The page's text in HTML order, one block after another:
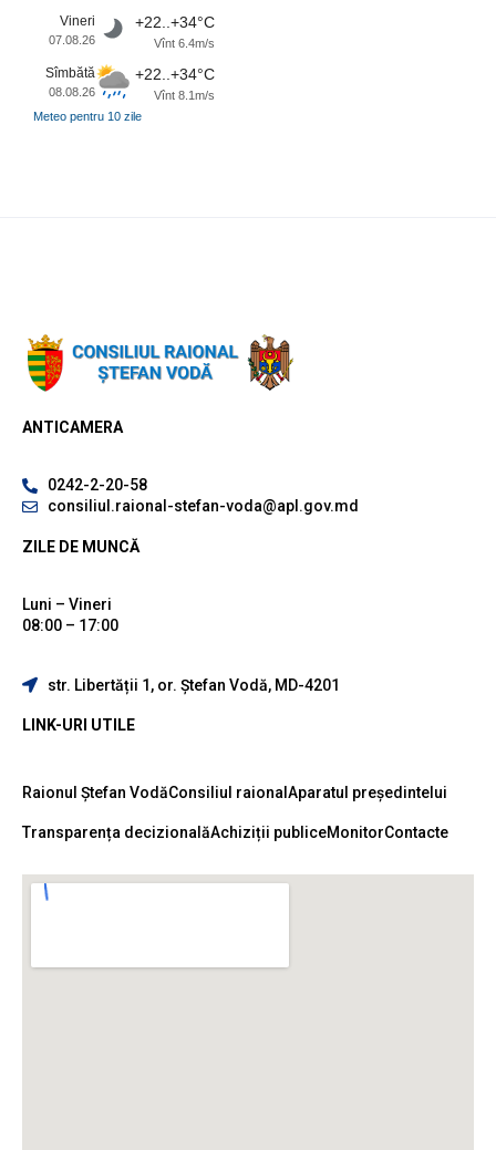
Vineri
07.08.26
+22..+34°C
Vînt 6.4m/s
Sîmbătă
08.08.26
+22..+34°C
Vînt 8.1m/s
Meteo pentru 10 zile
ANTICAMERA
0242-2-20-58
consiliul.raional-stefan-voda@apl.gov.md
ZILE DE MUNCĂ
Luni – Vineri
08:00 – 17:00
str. Libertății 1, or. Ștefan Vodă, MD-4201
LINK-URI UTILE
Raionul Ștefan VodăConsiliul raional Aparatul președintelui
Transparența decizionalăAchiziții publiceMonitorContacte